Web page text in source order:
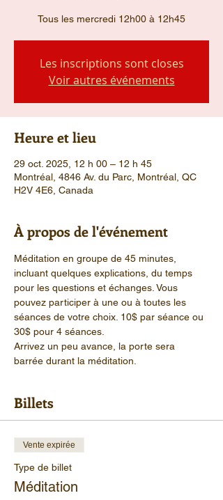
Tous les mercredi 12h00 à 12h45
Les inscriptions sont closes
Voir autres événements
Heure et lieu
29 oct. 2025, 12 h 00 – 12 h 45
Montréal, 4846 Av. du Parc, Montréal, QC
H2V 4E6, Canada
À propos de l'événement
Méditation en groupe de 45 minutes,
incluant quelques explications, du temps
pour les questions et échanges. Vous
pouvez participer à une ou à toutes les
séances de votre choix. 10$ par séance ou
30$ pour 4 séances.
Arrivez un peu avance, la porte sera
barrée durant la méditation.
Billets
Vente expirée
Type de billet
Méditation